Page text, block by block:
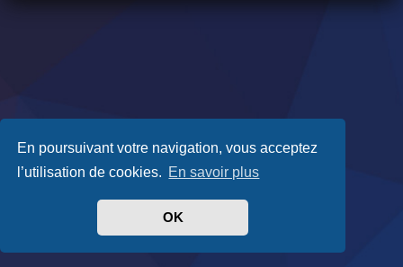
En poursuivant votre navigation, vous acceptez
l’utilisation de cookies. En savoir plus
OK